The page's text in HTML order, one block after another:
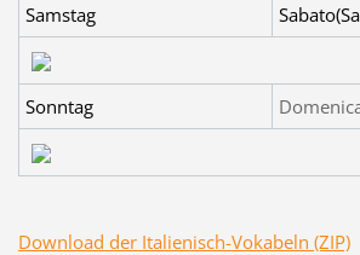
Samstag
Sonntag
Download der Italienisch-Vokabeln (ZIP)